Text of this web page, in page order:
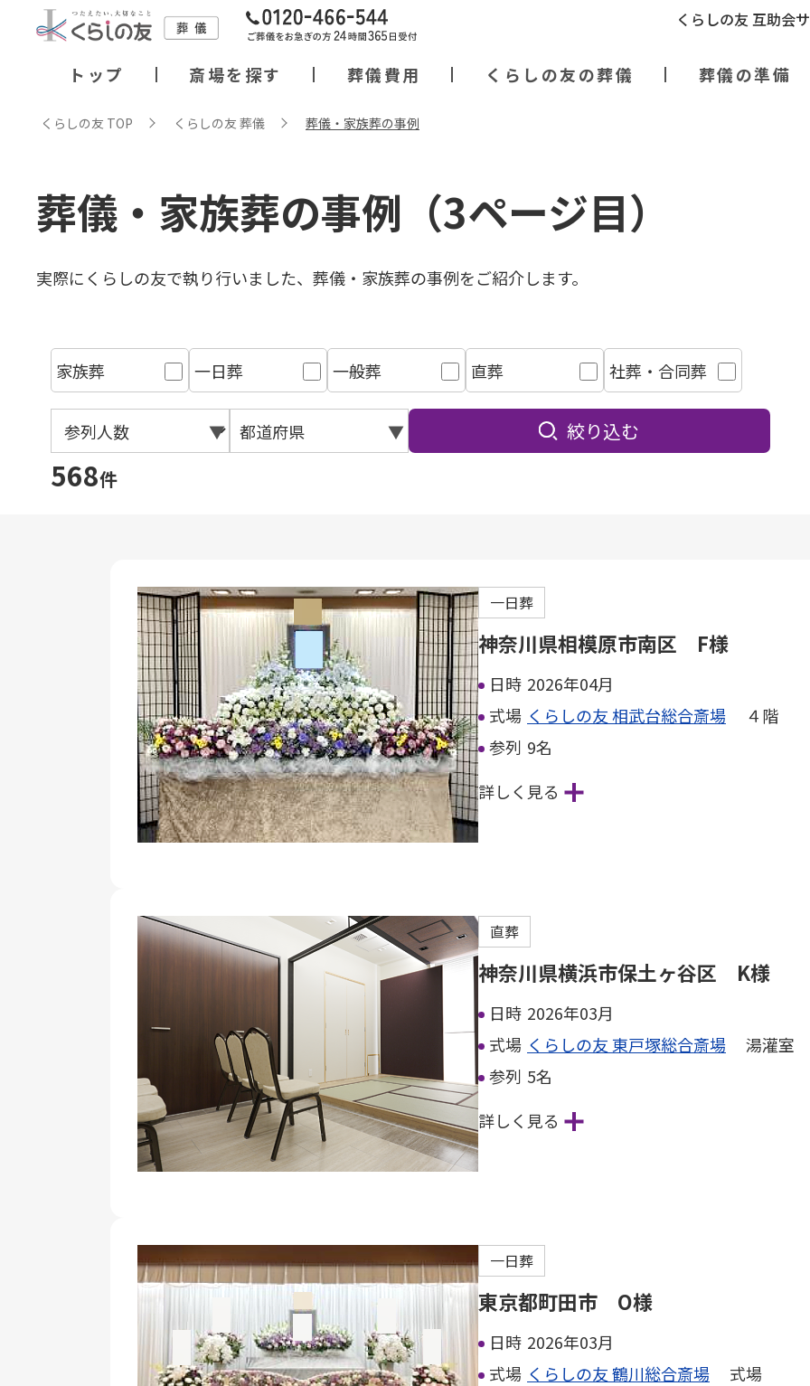
くらしの友 互助会
トップ 斎場を探す 葬儀費用 くらしの友の葬儀 葬儀の準備
くらしの友 TOP くらしの友 葬儀 葬儀・家族葬の事例
葬儀・家族葬の事例 （3ページ目）
実際にくらしの友で執り⾏いました、葬儀・家族葬の事例をご紹介します。
家族葬 一日葬 一般葬 直葬 社葬・合同葬
▼ 都道府県 ▼ 絞り込む
568件
一日葬
神奈川県相模原市南区 F様
日時 2026年04月
式場 くらしの友 相武台総合斎場 ４階
参列 9名
詳しく見る
直葬
神奈川県横浜市保土ヶ谷区 K様
日時 2026年03月
式場 くらしの友 東戸塚総合斎場 湯灌室
参列 5名
詳しく見る
一日葬
東京都町田市 O様
日時 2026年03月
式場 くらしの友 鶴川総合斎場 式場